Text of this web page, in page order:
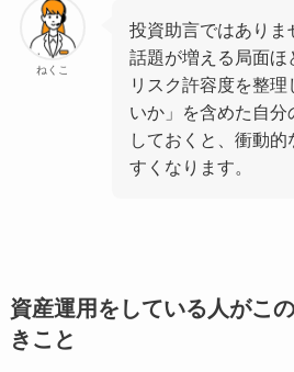
ねくこ
投資助言ではありま
話題が増える局面ほ
リスク許容度を整
いか」を含めた自分
しておくと、衝動
すくなります。
資産運用をしている人がこ
きこと